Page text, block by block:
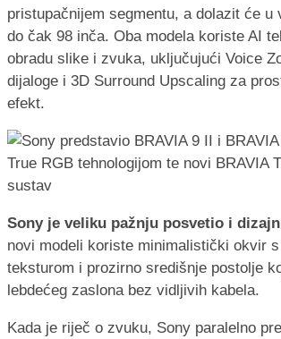
pristupačnijem segmentu, a dolazit će u
do čak 98 inča. Oba modela koriste AI
obradu slike i zvuka, uključujući Voice
dijaloge i 3D Surround Upscaling za
efekt.
Sony je veliku pažnju posvetio i
novi modeli koriste minimalistički okvir
teksturom i prozirno središnje postolje
lebdećeg zaslona bez vidljivih kabela.
Kada je riječ o zvuku, Sony paralelno